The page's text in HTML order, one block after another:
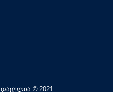
© 2021.